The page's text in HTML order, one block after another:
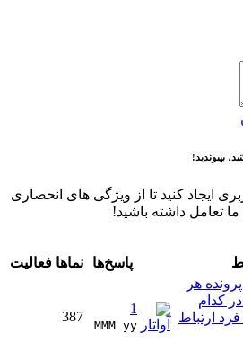
بپیوندید!
ایجاد کنید تا از ویژگی های انحصاری
تعامل داشته باشید!
پاسخ‌ها نماها فعالیت
در پرونده هر
کدام
ارتباط
1
MMM yy
387